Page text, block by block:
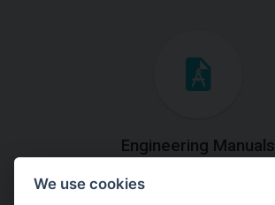
Engineering Manuals
Step by steps guides on how
We use cookies